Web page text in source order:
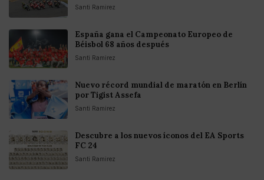
Santi Ramirez
España gana el Campeonato Europeo de
Béisbol 68 años después
Santi Ramirez
Nuevo récord mundial de maratón en Berlín
por Tigist Assefa
Santi Ramirez
Descubre a los nuevos íconos del EA Sports
FC 24
Santi Ramirez